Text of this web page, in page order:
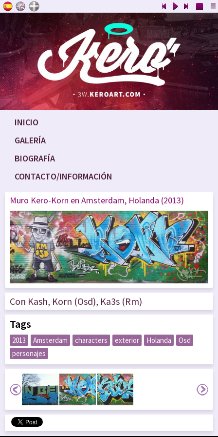
INICIO
GALERÍA
BIOGRAFÍA
CONTACTO/INFORMACIÓN
Muro Kero-Korn en Amsterdam, Holanda (2013)
Con Kash, Korn (Osd), Ka3s (Rm)
Tags
2013 Amsterdam characters exterior Holanda
Osd
personajes